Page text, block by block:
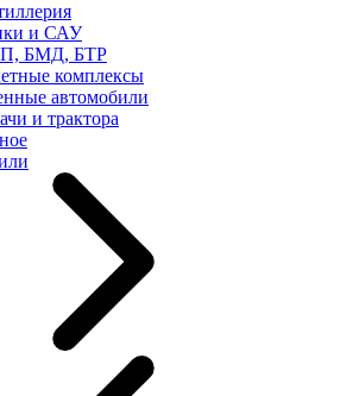
и САУ
БМД, БТР
комплексы
автомобили
и трактора